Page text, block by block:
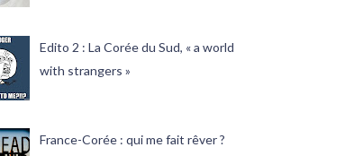
Edito 2 : La Corée du Sud, « a world
with strangers »
France-Corée : qui me fait rêver ?